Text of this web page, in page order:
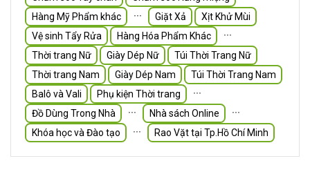
Hàng Mỹ Phẩm khác
∙∙∙ Giặt Xả
Xịt Khử Mùi
Vệ sinh Tẩy Rửa
Hàng Hóa Phẩm Khác
∙∙∙
Thời trang Nữ
Giày Dép Nữ
Túi Thời Trang Nữ
Thời trang Nam
Giày Dép Nam
Túi Thời Trang Nam
Balô và Vali
Phụ kiện Thời trang
∙∙∙
Đồ Dùng Trong Nhà
∙∙∙ Nhà sách Online
∙∙∙
Khóa học và Đào tạo
∙∙∙ Rao Vặt tại Tp.Hồ Chí Minh